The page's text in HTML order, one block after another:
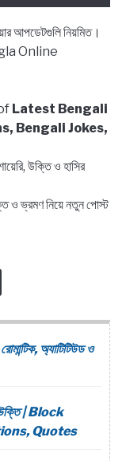
আপডেটগুলি নিয়মিত।
Online
Latest Bengali
Bengali Jokes,
উক্তি ও হাসির
ও ভ্রমণ নিয়ে নতুন পোস্ট
অ্যাটিটিউড ও
উক্তি | Block
Quotes